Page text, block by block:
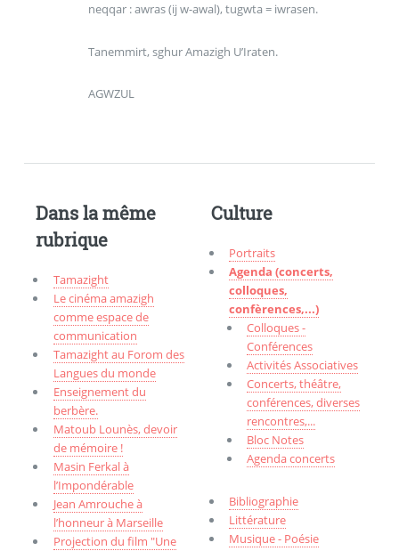
neqqar : awras (ij w-awal), tugwta = iwrasen.
Tanemmirt, sghur Amazigh U’Iraten.
AGWZUL
Dans la même
rubrique
Tamazight
Le cinéma amazigh
comme espace de
communication
Tamazight au Forom des
Langues du monde
Enseignement du
berbère.
Matoub Lounès, devoir
de mémoire !
Masin Ferkal à
l’Impondérable
Jean Amrouche à
l’honneur à Marseille
Projection du film "Une
Culture
Portraits
Agenda (concerts,
colloques,
confèrences,...)
Colloques -
Conférences
Activités Associatives
Concerts, théâtre,
conférences, diverses
rencontres,...
Bloc Notes
Agenda concerts
Bibliographie
Littérature
Musique - Poésie